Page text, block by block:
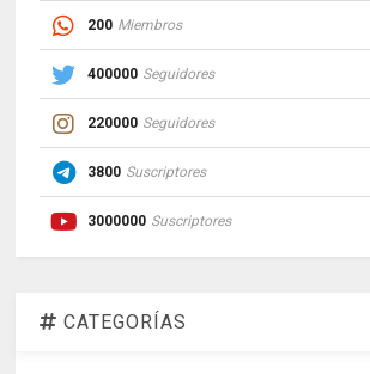
200 Miembros
400000 Seguidores
220000 Seguidores
3800 Suscriptores
3000000 Suscriptores
CATEGORÍAS